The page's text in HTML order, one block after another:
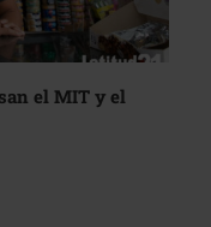
el MIT y el